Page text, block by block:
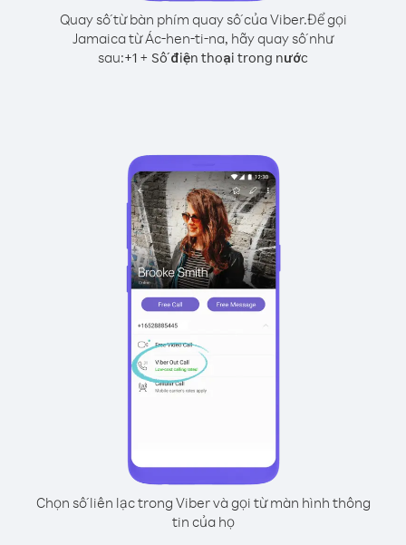
Quay số từ bàn phím quay số của Viber.Để gọi
Jamaica từ Ác-hen-ti-na, hãy quay số như
sau:+1 + Số điện thoại trong nước
Chọn số liên lạc trong Viber và gọi từ màn hình thông
tin của họ